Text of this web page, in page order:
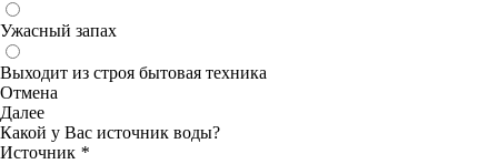
Ужасный запах
Выходит из строя бытовая техника
Отмена
Далее
Какой у Вас источник воды?
Источник *